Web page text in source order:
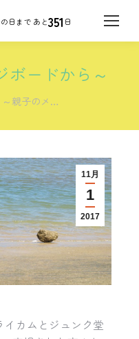
351 日
ボードから～
～親子のメ…
11月
1
2017
イカムとジュンク堂